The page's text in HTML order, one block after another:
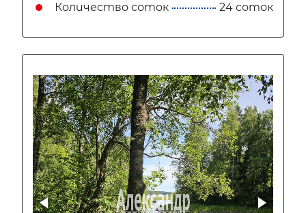
Количество соток 24 соток